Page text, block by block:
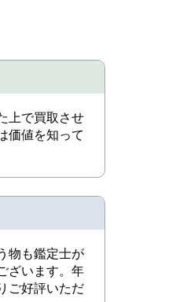
上で買取させ
価値を知って
物も鑑定士が
ざいます。年
ご好評いただ